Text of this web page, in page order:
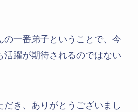
の一番弟子ということで、今
活躍が期待されるのではない
だき、ありがとうございまし